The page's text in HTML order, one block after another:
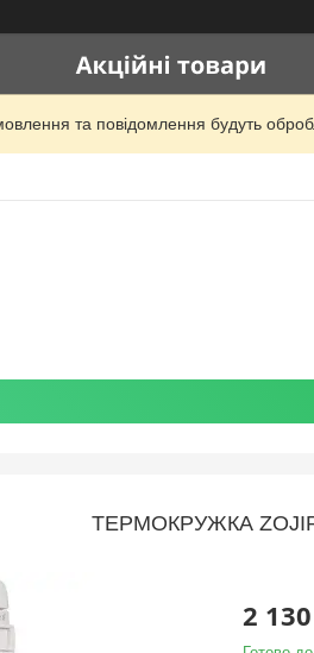
та повідомлення будуть
ТЕРМОКРУЖКА
2